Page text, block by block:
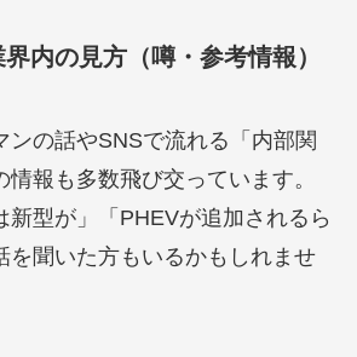
内の見方（噂・参考情報）
ンの話やSNSで流れる「内部関
報も多数飛び交っています。
新型が」「PHEVが追加されるら
を聞いた方もいるかもしれませ